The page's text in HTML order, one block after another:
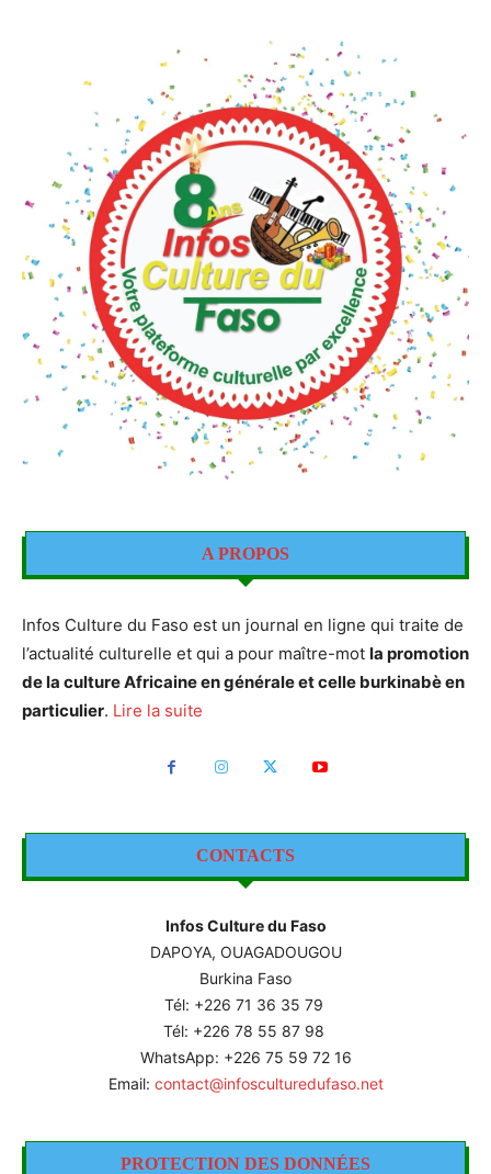
A PROPOS
Infos Culture du Faso est un journal en ligne qui traite de
l’actualité culturelle et qui a pour maître-mot la promotion
de la culture Africaine en générale et celle burkinabè en
particulier. Lire la suite
CONTACTS
Infos Culture du Faso
DAPOYA, OUAGADOUGOU
Burkina Faso
Tél: +226 71 36 35 79
Tél: +226 78 55 87 98
WhatsApp: +226 75 59 72 16
Email: contact@infosculturedufaso.net
PROTECTION DES DONNÉES